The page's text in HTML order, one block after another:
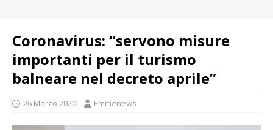
Coronavirus: “servono misure
importanti per il turismo
balneare nel decreto aprile”
26 Marzo 2020 Emmenews